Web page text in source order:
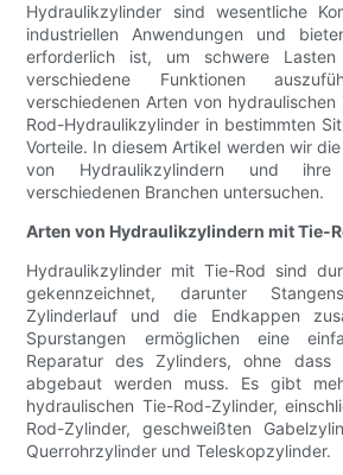
Hydraulikzylinder sind wesentliche
industriellen Anwendungen und
erforderlich ist, um schwere
verschiedene Funktionen
verschiedenen Arten von
Rod-Hydraulikzylinder in bestimmten
Vorteile. In diesem Artikel werden wir
von Hydraulikzylindern und ihre
verschiedenen Branchen untersuchen.
Arten von Hydraulikzylindern mit Tie-
Hydraulikzylinder mit Tie-Rod sind
gekennzeichnet, darunter
Zylinderlauf und die Endkappen
Spurstangen ermöglichen eine
Reparatur des Zylinders, ohne dass
abgebaut werden muss. Es gibt
hydraulischen Tie-Rod-Zylinder,
Rod-Zylinder, geschweißten
Querrohrzylinder und Teleskopzylinder.